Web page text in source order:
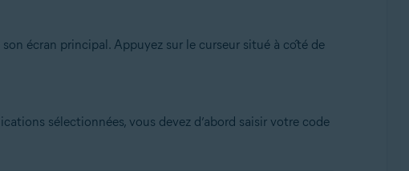
écran principal. Appuyez sur le curseur situé à côté de
sélectionnées, vous devez d’abord saisir votre code